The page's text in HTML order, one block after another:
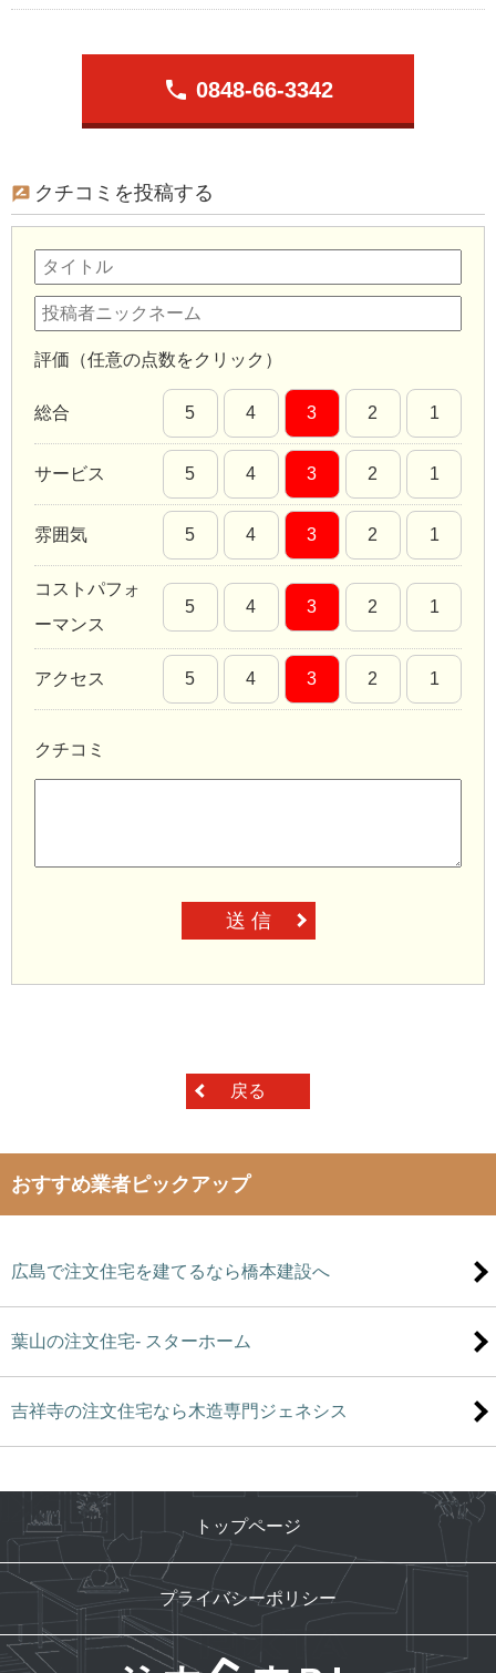
phone 0848-66-3342
クチコミを投稿する
評価（任意の点数をクリック）
総合 5 4 3 2 1
サービス 5 4 3 2 1
雰囲気 5 4 3 2 1
コストパフォ
ーマンス
5 4 3 2 1
アクセス 5 4 3 2 1
クチコミ
送 信
戻る
おすすめ業者ピックアップ
広島で注文住宅を建てるなら橋本建設へ
葉山の注文住宅- スターホーム
吉祥寺の注文住宅なら木造専門ジェネシス
トップページ
プライバシーポリシー